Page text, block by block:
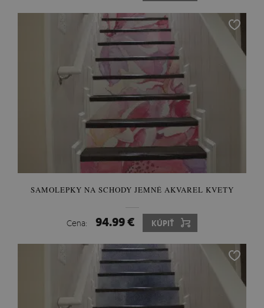
SAMOLEPKY NA SCHODY JEMNÉ AKVAREL KVETY
Cena: 94.99 € KÚPIŤ